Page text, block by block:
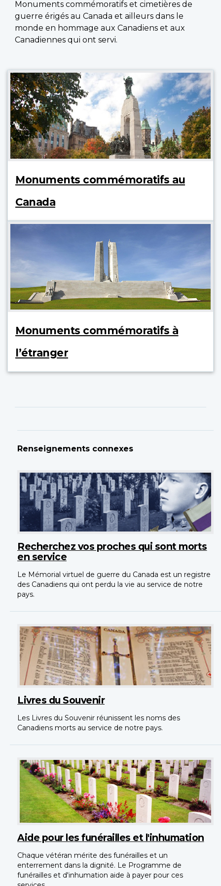
Monuments commémoratifs et cimetières de
guerre érigés au Canada et ailleurs dans le
monde en hommage aux Canadiens et aux
Canadiennes qui ont servi.
Monuments commémoratifs au
Canada
Monuments commémoratifs à
l’étranger
Renseignements connexes
Recherchez vos proches qui sont morts
en service
Le Mémorial virtuel de guerre du Canada est un registre
des Canadiens qui ont perdu la vie au service de notre
pays.
Livres du Souvenir
Les Livres du Souvenir réunissent les noms des
Canadiens morts au service de notre pays.
Aide pour les funérailles et l'inhumation
Chaque vétéran mérite des funérailles et un
enterrement dans la dignité. Le Programme de
funérailles et d'inhumation aide à payer pour ces